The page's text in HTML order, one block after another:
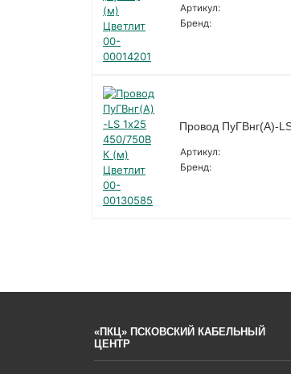
Артикул:
Бренд:
Провод ПуГВнг(А)-
Артикул:
Бренд:
«ПКЦ» ПСКОВСКИЙ КАБЕЛЬНЫЙ
ЦЕНТР